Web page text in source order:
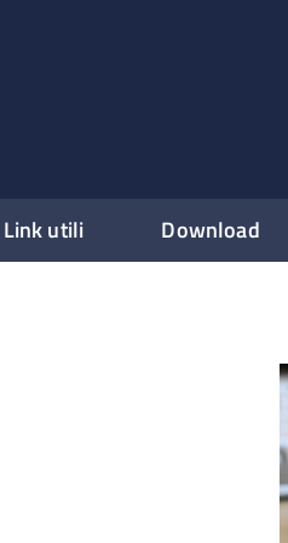
Link utili Download